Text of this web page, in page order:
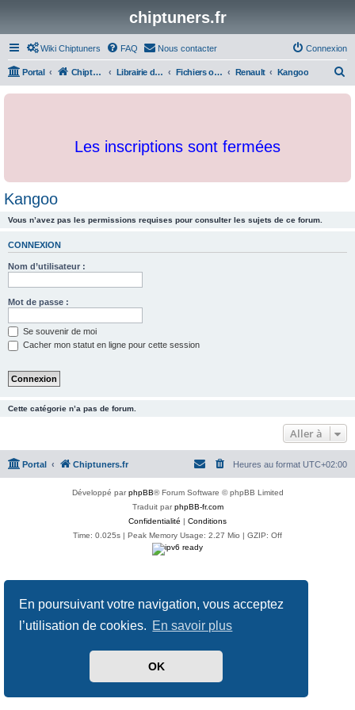
En poursuivant votre navigation, vous acceptez
l’utilisation de cookies. En savoir plus
OK
chiptuners.fr
Wiki Chiptuners FAQ Nous contacter Connexion
Portal Chiptuners.fr Librairie de documents et originaux Fichiers originaux Renault Kangoo
c
Les inscriptions sont fermées
Kangoo
Vous n’avez pas les permissions requises pour consulter les sujets de ce forum.
CONNEXION
Nom d’utilisateur :
Mot de passe :
Se souvenir de moi
Cacher mon statut en ligne pour cette session
Cette catégorie n’a pas de forum.
Aller à
Portal Chiptuners.fr Heures au format UTC+02:00
Développé parphpBB® Forum Software © phpBB Limited
Traduit parphpBB-fr.com
Confidentialité | Conditions
Time: 0.025s | Peak Memory Usage: 2.27 Mio | GZIP: Off